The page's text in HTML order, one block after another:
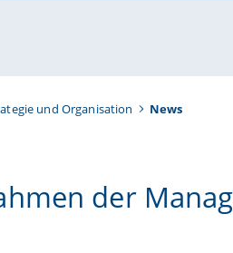
und Organisation
News
der